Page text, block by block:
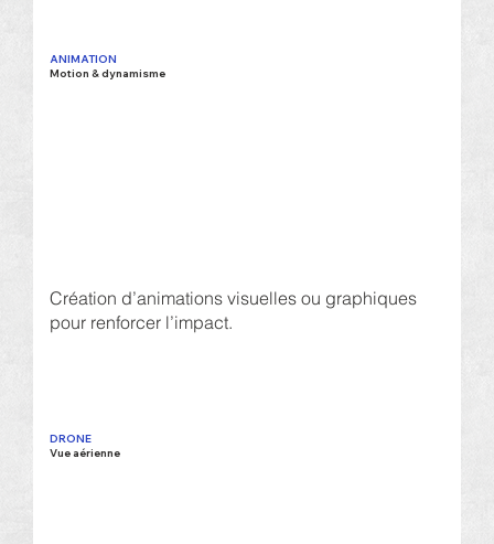
ANIMATION
Motion & dynamisme
Création d’animations visuelles ou graphiques
pour renforcer l’impact.
DRONE
Vue aérienne